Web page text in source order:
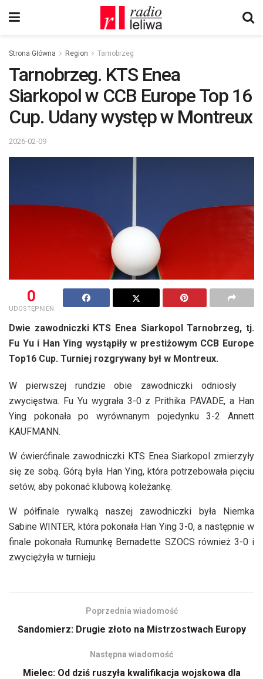
Strona Główna Region Tarnobrzeg
Tarnobrzeg. KTS Enea
Siarkopol w CCB Europe Top 16
Cup. Udany występ w Montreux
2026-02-09
0
UDOSTĘPNIEŃ
Dwie zawodniczki KTS Enea Siarkopol Tarnobrzeg, tj.
Fu Yu i Han Ying wystąpiły w prestiżowym CCB Europe
Top16 Cup. Turniej rozgrywany był w Montreux.
W pierwszej rundzie obie zawodniczki odniosły
zwycięstwa. Fu Yu wygrała 3-0 z Prithika PAVADE, a Han
Ying pokonała po wyrównanym pojedynku 3-2 Annett
KAUFMANN.
W ćwierćfinale zawodniczki KTS Enea Siarkopol zmierzyły
się ze sobą. Górą była Han Ying, która potrzebowała pięciu
setów, aby pokonać klubową koleżankę.
W półfinale rywalką naszej zawodniczki była Niemka
Sabine WINTER, która pokonała Han Ying 3-0, a następnie w
finale pokonała Rumunkę Bernadette SZOCS również 3-0 i
zwyciężyła w turnieju.
Poprzednia wiadomość
Sandomierz: Drugie złoto na Mistrzostwach Europy
Następna wiadomość
Mielec: Od dziś ruszyła kwalifikacja wojskowa dla